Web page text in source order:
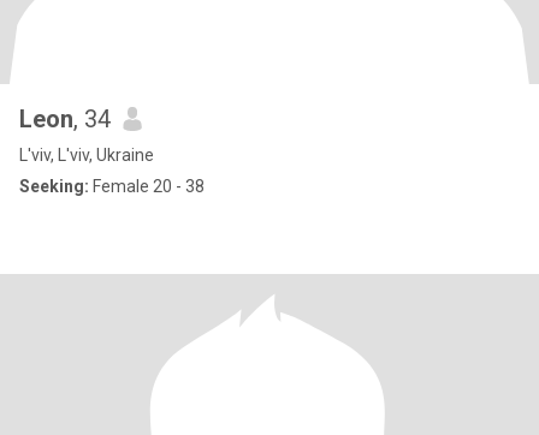
Leon, 34
L'viv, L'viv, Ukraine
Seeking: Female 20 - 38